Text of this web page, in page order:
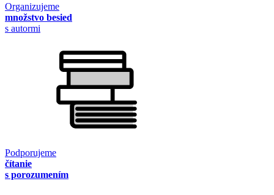
Organizujeme
množstvo besied
s autormi
Podporujeme
čítanie
s porozumením